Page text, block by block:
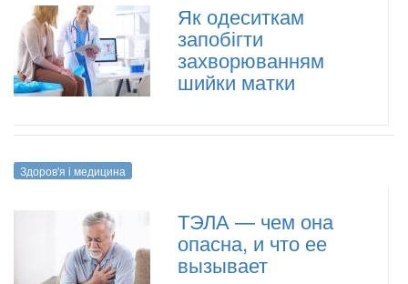
Як одеситкам
запобігти
захворюванням
шийки матки
Здоров'я і медицина
ТЭЛА — чем она
опасна, и что ее
вызывает